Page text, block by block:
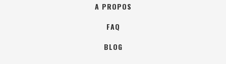
A PROPOS
FAQ
BLOG